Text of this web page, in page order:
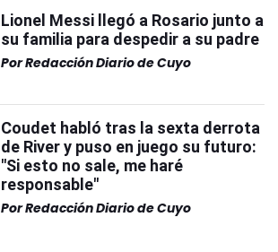
Lionel Messi llegó a Rosario junto a
su familia para despedir a su padre
PorRedacción Diario de Cuyo
Coudet habló tras la sexta derrota
de River y puso en juego su futuro:
"Si esto no sale, me haré
responsable"
PorRedacción Diario de Cuyo